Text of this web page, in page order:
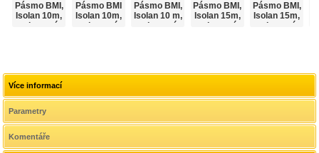
Pásmo BMI,
Isolan 10m,
odsazení
Pásmo BMI
Isolan 10m,
odsazení
Pásmo BMI,
Isolan 10 m,
odsazení
Pásmo BMI,
Isolan 15m,
odsazení
Pásmo BMI,
Isolan 15m,
odsazení
Více informací
Parametry
Komentáře